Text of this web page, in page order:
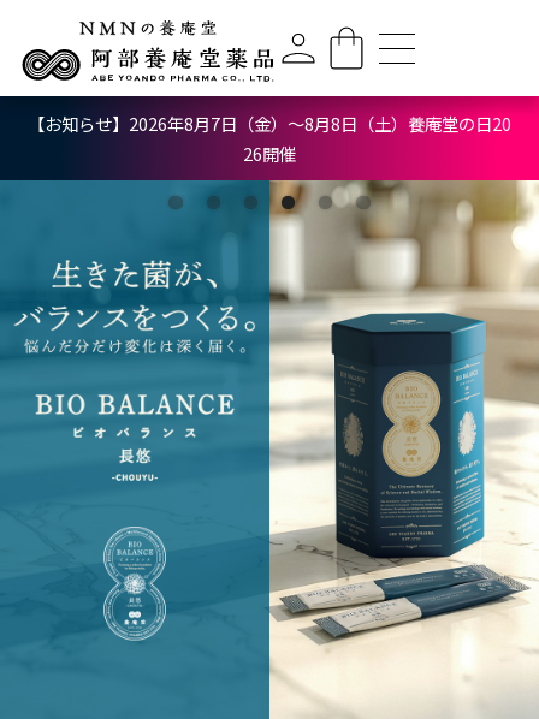
【お知らせ】2026年8月7日（金）〜8月8日（土）養庵堂の日20
26開催